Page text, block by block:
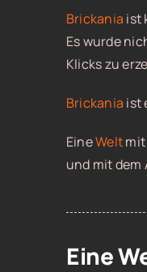
Brickania ist
Es wurde
Klicks zu
Brickania ist
EineWelt
und mit dem
Eine